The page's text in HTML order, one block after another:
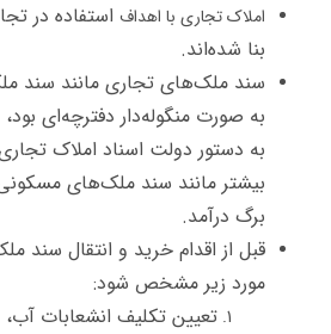
املاک تجاری با اهداف استفاده در
بنا شده‌اند.
سند ملک‌های تجاری مانند سند
به دستور دولت اسناد املاک
بیشتر مانند سند ملک‌های
برگ درآمد.
قبل از اقدام خرید و انتقال سند
مورد زیر مشخص شود:
تعیین تکلیف انشعابات آب،